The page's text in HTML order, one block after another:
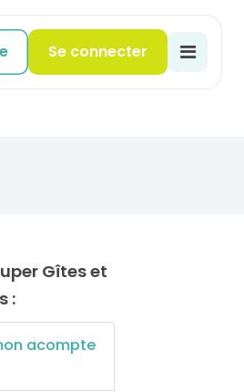
Se connecter
:
acompte